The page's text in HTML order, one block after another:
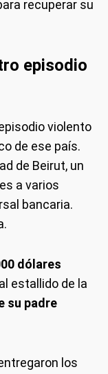
recuperar su
episodio
violento
de ese país.
de Beirut, un
a varios
bancaria.
dólares
estallido de la
su padre
los